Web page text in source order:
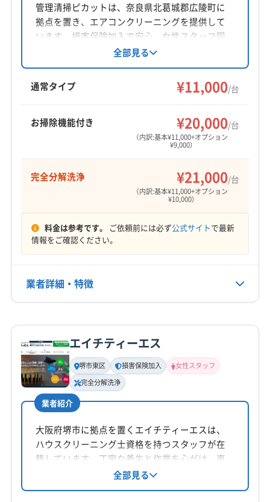
管理清掃ピカットは、奈良県北葛城郡広陵町に
拠点を置き、エアコンクリーニングを提供して
います。損害保険加入で安心。女性スタッフ同
行も可能です。基本料金11000円からで、複数台
割引やオプションで消臭抗菌コート、完全分解
洗浄にも対応しています。9:00〜20:00まで営業
し、年末年始は休業です。
全部見る
通常タイプ ¥11,000/台
お掃除機能付き ¥20,000/台
（内訳:基本¥11,000+オプション
¥9,000）
完全分解洗浄 ¥21,000/台
（内訳:基本¥11,000+オプション
¥10,000）
料金は参考です。 ご依頼前には必ず公式サイトで最新
情報をご確認ください。
業者詳細・特徴
基本情報
代表者名
藤本
所在地
対応地域
大和高田市 天理市
エイチティーエス
堺市東区 損害保険加入
女性スタッフ
完全分解洗浄
業者紹介
大阪府堺市に拠点を置くエイチティーエスは、
ハウスクリーニング士資格を持つスタッフが在
籍しています。丁寧な養生と作業を心がけ、東
京海上日動損害保険加入で安心をサポート。基
本料金10450円からで、お掃除機能付きエアコン
全部見る